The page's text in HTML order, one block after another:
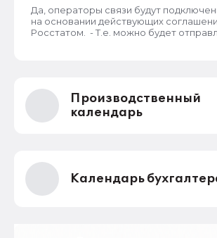
Да, операторы связи будут
на основании действующих
Росстатом. - Т.е. можно будет
Производственный
календарь
Календарь